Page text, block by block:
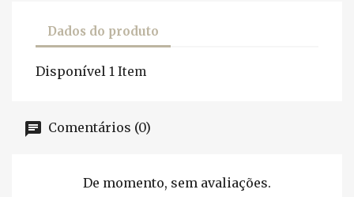
Dados do produto
Disponível 1 Item
Comentários (0)
De momento, sem avaliações.